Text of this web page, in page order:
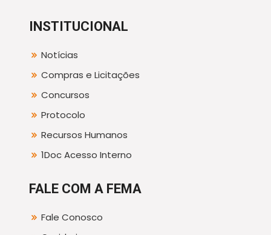
INSTITUCIONAL
Notícias
Compras e Licitações
Concursos
Protocolo
Recursos Humanos
1Doc Acesso Interno
FALE COM A FEMA
Fale Conosco